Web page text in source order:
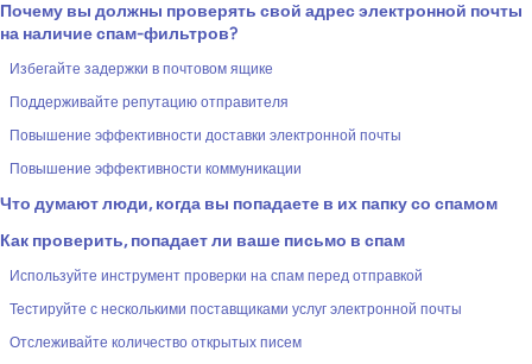
Почему вы должны проверять свой адрес электронной почты
на наличие спам-фильтров?
Избегайте задержки в почтовом ящике
Поддерживайте репутацию отправителя
Повышение эффективности доставки электронной почты
Повышение эффективности коммуникации
Что думают люди, когда вы попадаете в их папку со спамом
Как проверить, попадает ли ваше письмо в спам
Используйте инструмент проверки на спам перед отправкой
Тестируйте с несколькими поставщиками услуг электронной почты
Отслеживайте количество открытых писем